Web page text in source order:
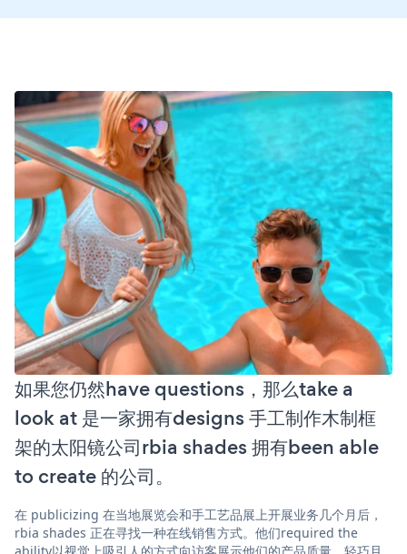
如果您仍然have questions，那么take a
look at 是一家拥有designs 手工制作木制框
架的太阳镜公司rbia shades 拥有been able
to create 的公司。
在 publicizing 在当地展览会和手工艺品展上开展业务几个月后，
rbia shades 正在寻找一种在线销售方式。他们required the